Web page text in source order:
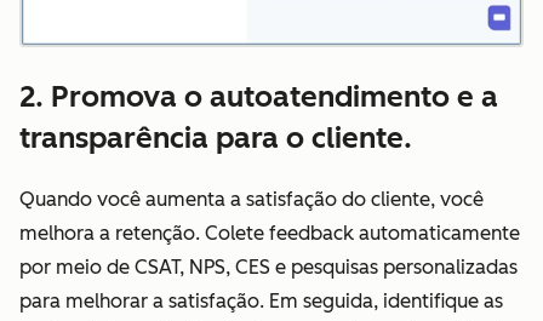
2. Promova o autoatendimento e a
transparência para o cliente.
Quando você aumenta a satisfação do cliente, você
melhora a retenção. Colete feedback automaticamente
por meio de CSAT, NPS, CES e pesquisas personalizadas
para melhorar a satisfação. Em seguida, identifique as